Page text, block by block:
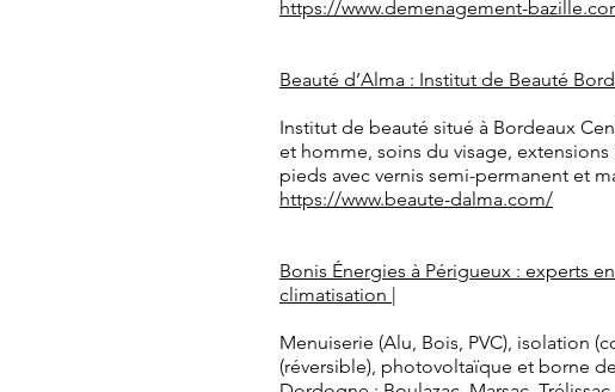
https://www.demenagement-
Beauté d’Alma : Institut de Beauté
Institut de beauté situé à Bordeaux
et homme, soins du visage,
pieds avec vernis semi-permanent et
https://www.beaute-dalma.com/
Bonis Énergies à Périgueux : experts
climatisation |
Menuiserie (Alu, Bois, PVC), isolation
(réversible), photovoltaïque et borne